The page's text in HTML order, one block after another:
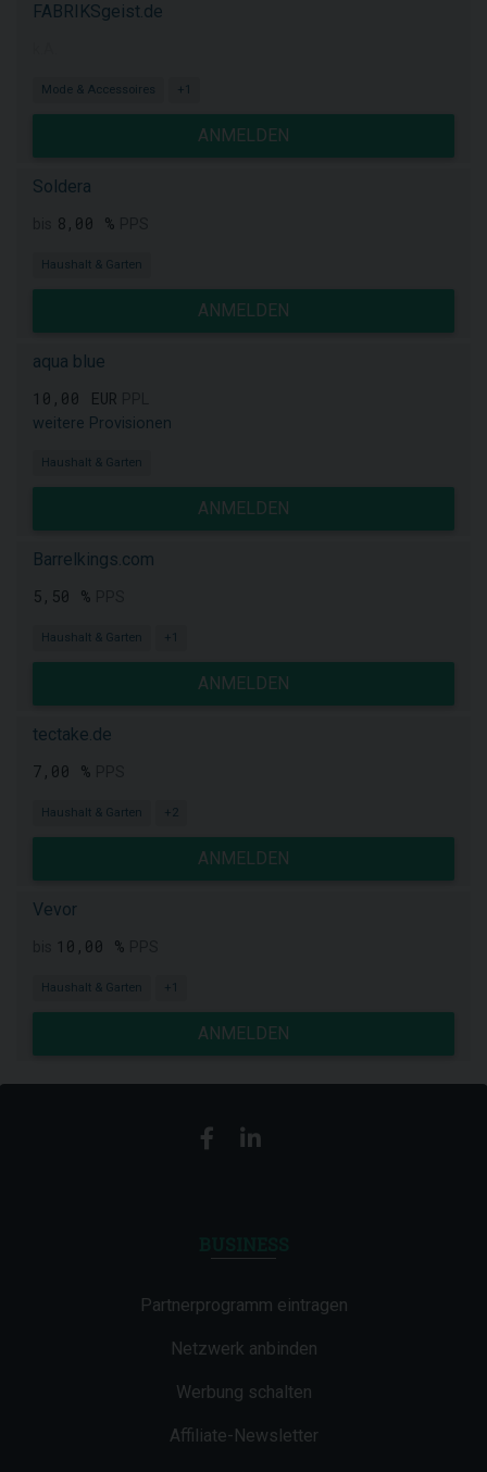
FABRIKSgeist.de
Mode & Accessoires +1
ANMELDEN
Soldera
8,00 %
Haushalt & Garten
ANMELDEN
aqua blue
10,00 EUR
weitere Provisionen
Haushalt & Garten
ANMELDEN
Barrelkings.com
5,50 %
Haushalt & Garten +1
ANMELDEN
tectake.de
7,00 %
Haushalt & Garten +2
ANMELDEN
Vevor
10,00 %
Haushalt & Garten +1
ANMELDEN
Partnerprogramm eintragen
Netzwerk anbinden
Werbung schalten
Affiliate-Newsletter